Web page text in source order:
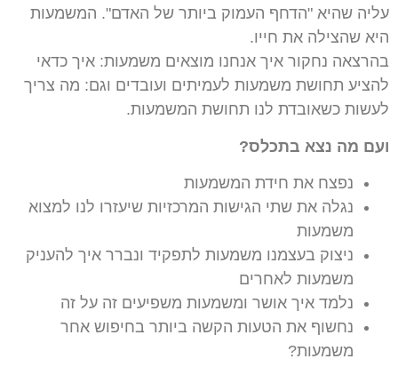
עליה שהיא "הדחף העמוק ביותר של האדם". המשמעות
היא שהצילה את חייו.
בהרצאה נחקור איך אנחנו מוצאים משמעות: איך כדאי
להציע תחושת משמעות לעמיתים ועובדים וגם: מה צריך
לעשות כשאובדת לנו תחושת המשמעות.
ועם מה נצא בתכלס?
נפצח את חידת המשמעות
נגלה את שתי הגישות המרכזיות שיעזרו לנו למצוא
משמעות
ניצוק בעצמנו משמעות לתפקיד ונברר איך להעניק
משמעות לאחרים
נלמד איך אושר ומשמעות משפיעים זה על זה
נחשוף את הטעות הקשה ביותר בחיפוש אחר
משמעות?